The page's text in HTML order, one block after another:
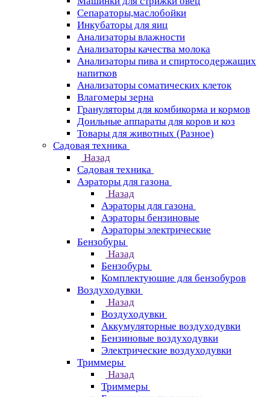
Сепараторы,маслобойки
Инкубаторы для яиц
Анализаторы влажности
Анализаторы качества молока
Анализаторы пива и спиртосодержащих
напитков
Анализаторы соматических клеток
Влагомеры зерна
Грануляторы для комбикорма и кормов
Доильные аппараты для коров и коз
Товары для животных (Разное)
Садовая техника
Назад
Садовая техника
Аэраторы для газона
Назад
Аэраторы для газона
Аэраторы бензиновые
Аэраторы электрические
Бензобуры
Назад
Бензобуры
Комплектующие для бензобуров
Воздуходувки
Назад
Воздуходувки
Аккумуляторные воздуходувки
Бензиновые воздуходувки
Электрические воздуходувки
Триммеры
Назад
Триммеры